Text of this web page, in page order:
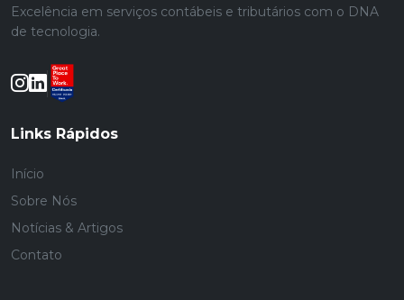
Excelência em serviços contábeis e tributários com o DNA
de tecnologia.
Links Rápidos
Início
Sobre Nós
Notícias & Artigos
Contato